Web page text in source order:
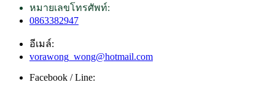
หมายเลขโทรศัพท์:
0863382947
อีเมล์:
vorawong_wong@hotmail.com
Facebook / Line: